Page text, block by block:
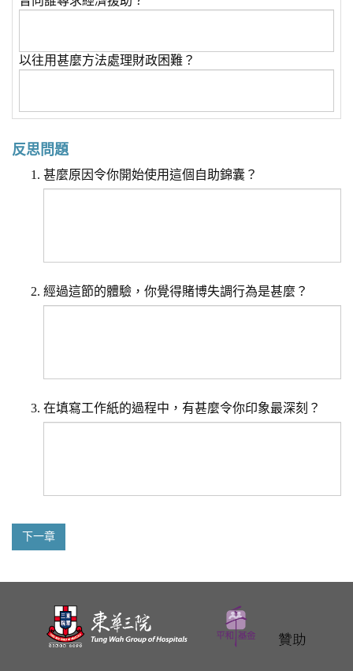
以往用甚麼方法處理財政困難？
反思問題
甚麼原因令你開始使用這個自助錦囊？
經過這節的體驗，你覺得賭博失調行為是甚麼？
在填寫工作紙的過程中，有甚麼令你印象最深刻？
下一章